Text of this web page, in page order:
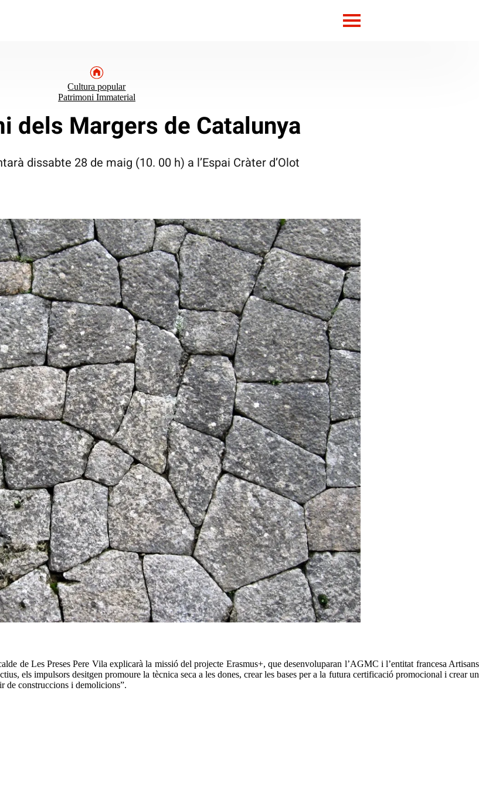
Cultura popular
Patrimoni Immaterial
dels Margers de Catalunya
dissabte 28 de maig (10. 00 h) a l’Espai Cràter d’Olot
de Les Preses Pere Vila explicarà la missió del projecte Erasmus+, que desenvoluparan l’AGMC i l’entitat francesa Artisans
els impulsors desitgen promoure la tècnica seca a les dones, crear les bases per a la futura certificació promocional i crear un
de construccions i demolicions”.